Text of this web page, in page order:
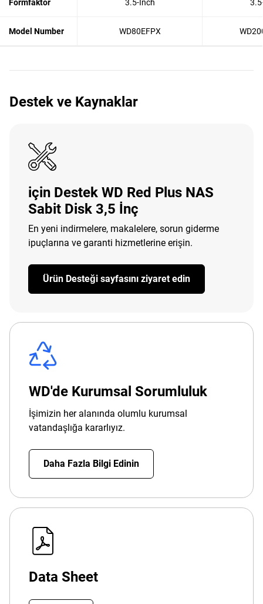
Formfaktor 3.5-Inch
Model Number WD80EFPX
Destek ve Kaynaklar
için Destek WD Red Plus NAS
Sabit Disk 3,5 İnç
En yeni indirmelere, makalelere, sorun giderme
ipuçlarına ve garanti hizmetlerine erişin.
Ürün Desteği sayfasını ziyaret edin
WD'de Kurumsal Sorumluluk
İşimizin her alanında olumlu kurumsal
vatandaşlığa kararlıyız.
Daha Fazla Bilgi Edinin
Data Sheet